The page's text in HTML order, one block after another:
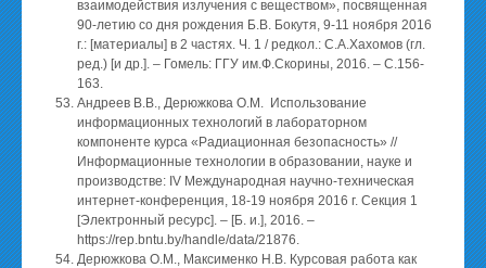
взаимодействия излучения с веществом», посвященная
90-летию со дня рождения Б.В. Бокутя, 9-11 ноября 2016
г.: [материалы] в 2 частях. Ч. 1 / редкол.: С.А.Хахомов (гл.
ред.) [и др.]. – Гомель: ГГУ им.Ф.Скорины, 2016. – С.156-
163.
Андреев В.В., Дерюжкова О.М. Использование
информационных технологий в лабораторном
компоненте курса «Радиационная безопасность» //
Информационные технологии в образовании, науке и
производстве: IV Международная научно-техническая
интернет-конференция, 18-19 ноября 2016 г. Секция 1
[Электронный ресурс]. – [Б. и.], 2016. –
https://rep.bntu.by/handle/data/21876.
Дерюжкова О.М., Максименко Н.В. Курсовая работа как